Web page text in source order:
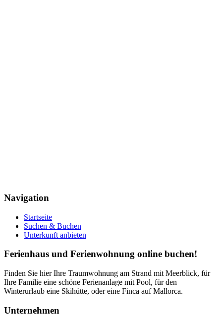
Navigation
Startseite
Suchen & Buchen
Unterkunft anbieten
Ferienhaus und Ferienwohnung online buchen!
Finden Sie hier Ihre Traumwohnung am Strand mit Meerblick, für
Ihre Familie eine schöne Ferienanlage mit Pool, für den
Winterurlaub eine Skihütte, oder eine Finca auf Mallorca.
Unternehmen